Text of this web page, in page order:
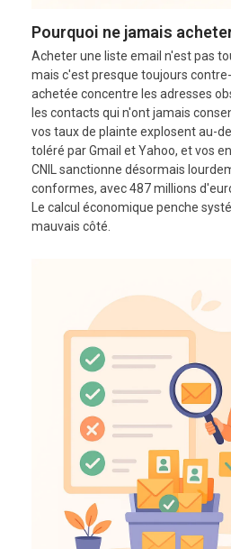
Pourquoi ne jamais
Acheter une liste email n'est pas
mais c'est presque toujours
achetée concentre les adresses
les contacts qui n'ont jamais
vos taux de plainte explosent au-
toléré par Gmail et Yahoo, et vos
CNIL sanctionne désormais
conformes, avec 487 millions
Le calcul économique penche
mauvais côté.